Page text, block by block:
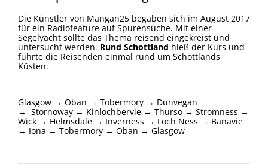
Die Künstler von Mangan25 begaben sich im August 2017
für ein Radiofeature auf Spurensuche. Mit einer
Segelyacht sollte das Thema reisend eingekreist und
untersucht werden. Rund Schottland hieß der Kurs und
führte die Reisenden einmal rund um Schottlands
Küsten.
Glasgow → Oban → Tobermory → Dunvegan
→ Stornoway → Kinlochbervie → Thurso → Stromness →
Wick → Helmsdale → Inverness → Loch Ness → Banavie
→ Iona → Tobermory → Oban → Glasgow